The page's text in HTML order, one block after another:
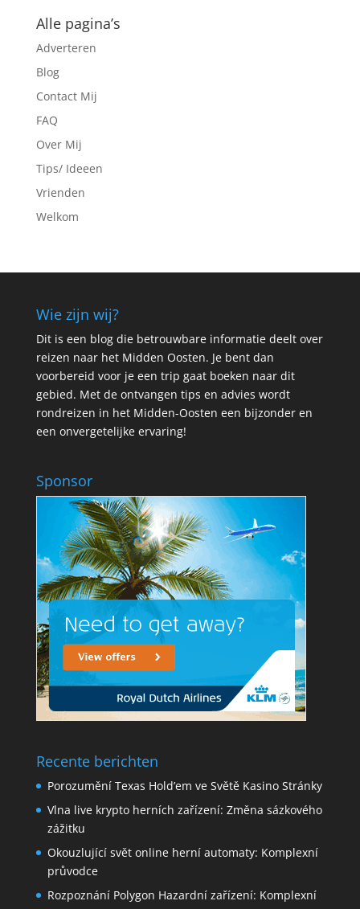
Alle pagina’s
Adverteren
Blog
Contact Mij
FAQ
Over Mij
Tips/ Ideeen
Vrienden
Welkom
Wie zijn wij?
Dit is een blog die betrouwbare informatie deelt over
reizen naar het Midden Oosten. Je bent dan
voorbereid voor je een trip gaat boeken naar dit
gebied. Met de ontvangen tips en advies wordt
rondreizen in het Midden-Oosten een bijzonder en
een onvergetelijke ervaring!
Sponsor
Recente berichten
Porozumění Texas Hold’em ve Světě Kasino Stránky
Vlna live krypto herních zařízení: Změna sázkového
zážitku
Okouzlující svět online herní automaty: Komplexní
průvodce
Rozpoznání Polygon Hazardní zařízení: Komplexní